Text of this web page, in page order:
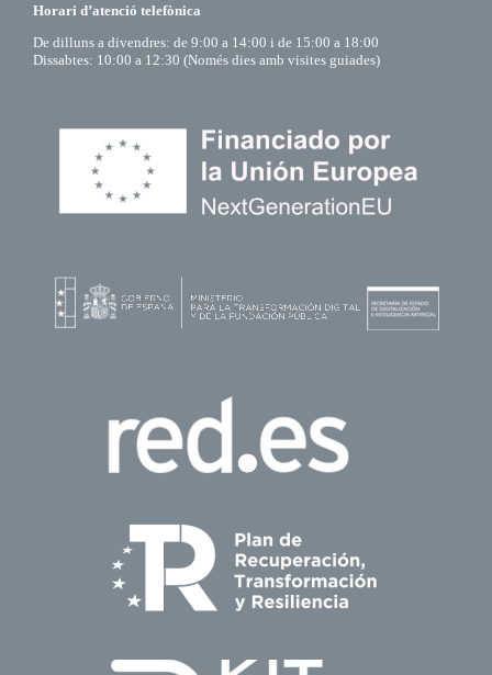
Horari d’atenció telefònica
De dilluns a divendres: de 9:00 a 14:00 i de 15:00 a 18:00
Dissabtes: 10:00 a 12:30 (Només dies amb visites guiades)